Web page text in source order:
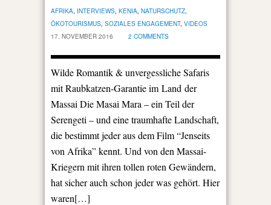
AFRIKA, INTERVIEWS, KENIA, NATURSCHUTZ,
ÖKOTOURISMUS, SOZIALES ENGAGEMENT, VIDEOS
17. NOVEMBER 2016
2 COMMENTS
Wilde Romantik & unvergessliche Safaris
mit Raubkatzen-Garantie im Land der
Massai Die Masai Mara – ein Teil der
Serengeti – und eine traumhafte Landschaft,
die bestimmt jeder aus dem Film “Jenseits
von Afrika” kennt. Und von den Massai-
Kriegern mit ihren tollen roten Gewändern,
hat sicher auch schon jeder was gehört. Hier
waren[…]